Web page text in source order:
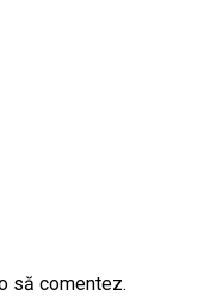
să comentez.